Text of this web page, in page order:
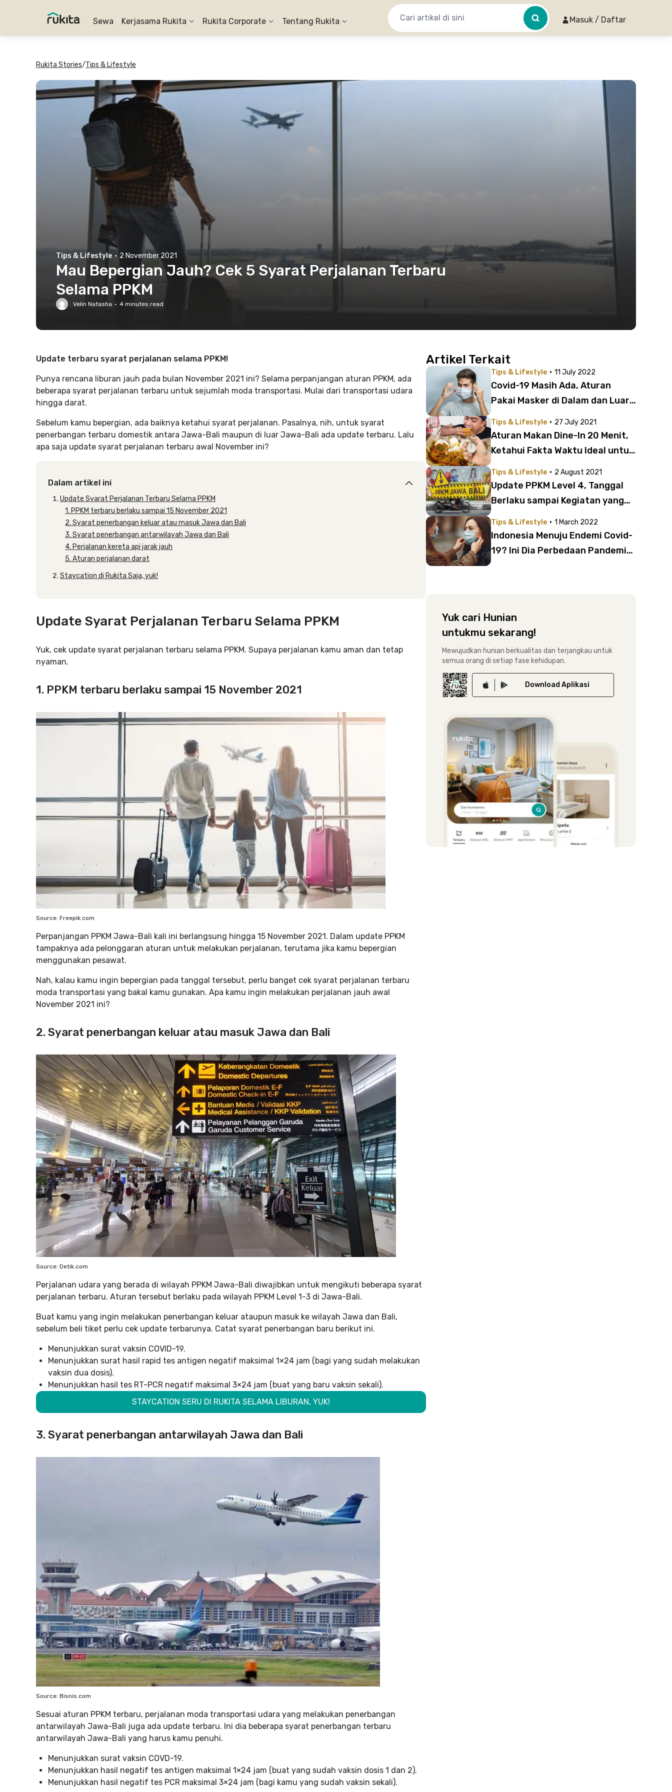
Sewa Kerjasama Rukita Rukita Corporate Tentang Rukita Masuk / Daftar
Rukita Stories/Tips & Lifestyle
Tips & Lifestyle · 2 November 2021
Mau Bepergian Jauh? Cek 5 Syarat Perjalanan Terbaru
Selama PPKM
Velin Natasha · 4 minutes read
Update terbaru syarat perjalanan selama PPKM!
Punya rencana liburan jauh pada bulan November 2021 ini? Selama perpanjangan aturan PPKM, ada
beberapa syarat perjalanan terbaru untuk sejumlah moda transportasi. Mulai dari transportasi udara
hingga darat.
Sebelum kamu bepergian, ada baiknya ketahui syarat perjalanan. Pasalnya, nih, untuk syarat
penerbangan terbaru domestik antara Jawa-Bali maupun di luar Jawa-Bali ada update terbaru. Lalu
apa saja update syarat perjalanan terbaru awal November ini?
Dalam artikel ini
Update Syarat Perjalanan Terbaru Selama PPKM
1. PPKM terbaru berlaku sampai 15 November 2021
2. Syarat penerbangan keluar atau masuk Jawa dan Bali
3. Syarat penerbangan antarwilayah Jawa dan Bali
4. Perjalanan kereta api jarak jauh
5. Aturan perjalanan darat
Staycation di Rukita Saja, yuk!
Update Syarat Perjalanan Terbaru Selama PPKM
Yuk, cek update syarat perjalanan terbaru selama PPKM. Supaya perjalanan kamu aman dan tetap
nyaman.
1. PPKM terbaru berlaku sampai 15 November 2021
Source: Freepik.com
Perpanjangan PPKM Jawa-Bali kali ini berlangsung hingga 15 November 2021. Dalam update PPKM
tampaknya ada pelonggaran aturan untuk melakukan perjalanan, terutama jika kamu bepergian
menggunakan pesawat.
Nah, kalau kamu ingin bepergian pada tanggal tersebut, perlu banget cek syarat perjalanan terbaru
moda transportasi yang bakal kamu gunakan. Apa kamu ingin melakukan perjalanan jauh awal
November 2021 ini?
2. Syarat penerbangan keluar atau masuk Jawa dan Bali
Source: Detik.com
Perjalanan udara yang berada di wilayah PPKM Jawa-Bali diwajibkan untuk mengikuti beberapa syarat
perjalanan terbaru. Aturan tersebut berlaku pada wilayah PPKM Level 1-3 di Jawa-Bali.
Buat kamu yang ingin melakukan penerbangan keluar ataupun masuk ke wilayah Jawa dan Bali,
sebelum beli tiket perlu cek update terbarunya. Catat syarat penerbangan baru berikut ini.
Menunjukkan surat vaksin COVID-19.
Menunjukkan surat hasil rapid tes antigen negatif maksimal 1×24 jam (bagi yang sudah melakukan
vaksin dua dosis).
Menunjukkan hasil tes RT-PCR negatif maksimal 3×24 jam (buat yang baru vaksin sekali).
STAYCATION SERU DI RUKITA SELAMA LIBURAN, YUK!
3. Syarat penerbangan antarwilayah Jawa dan Bali
Source: Bisnis.com
Sesuai aturan PPKM terbaru, perjalanan moda transportasi udara yang melakukan penerbangan
antarwilayah Jawa-Bali juga ada update terbaru. Ini dia beberapa syarat penerbangan terbaru
antarwilayah Jawa-Bali yang harus kamu penuhi.
Menunjukkan surat vaksin COVD-19.
Menunjukkan hasil negatif tes antigen maksimal 1×24 jam (buat yang sudah vaksin dosis 1 dan 2).
Menunjukkan hasil negatif tes PCR maksimal 3×24 jam (bagi kamu yang sudah vaksin sekali).
Artikel Terkait
Tips & Lifestyle · 11 July 2022
Covid-19 Masih Ada, Aturan
Pakai Masker di Dalam dan Luar
Tips & Lifestyle · 27 July 2021
Aturan Makan Dine-In 20 Menit,
Ketahui Fakta Waktu Ideal untuk
Sini!
Tips & Lifestyle · 2 August 2021
Update PPKM Level 4, Tanggal
Berlaku sampai Kegiatan yang
Tips & Lifestyle · 1 March 2022
Indonesia Menuju Endemi Covid-
19? Ini Dia Perbedaan Pandemi
Yuk cari Hunian
untukmu sekarang!
Mewujudkan hunian berkualitas dan terjangkau untuk
semua orang di setiap fase kehidupan.
Download Aplikasi